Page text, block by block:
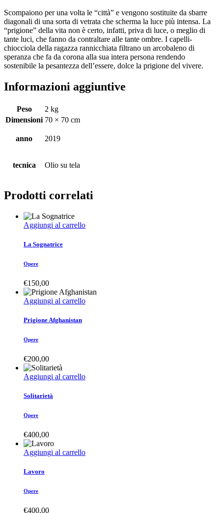
Scompaiono per una volta le “città” e vengono sostituite da sbarre
diagonali di una sorta di vetrata che scherma la luce più intensa. La
“prigione” della vita non è certo, infatti, priva di luce, o meglio di
tante luci, che fanno da contraltare alle tante ombre. I capelli-
chiocciola della ragazza rannicchiata filtrano un arcobaleno di
speranza che fa da corona alla sua intera persona rendendo
sostenibile la pesantezza dell’essere, dolce la prigione del vivere.
Informazioni aggiuntive
Peso
2 kg
Dimensioni 70 × 70 cm
anno 2019
tecnica Olio su tela
Prodotti correlati
Aggiungi al carrello
La Sognatrice
Opere
€150,00
Aggiungi al carrello
Prigione Afghanistan
Opere
€200,00
Aggiungi al carrello
Solitarietà
Opere
€400,00
Aggiungi al carrello
Lavoro
Opere
€400,00